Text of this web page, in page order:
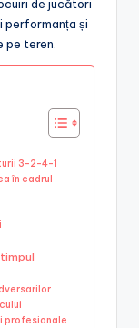
de jucători
performanța și
pe teren.
3-2-4-1
în cadrul
profesionale